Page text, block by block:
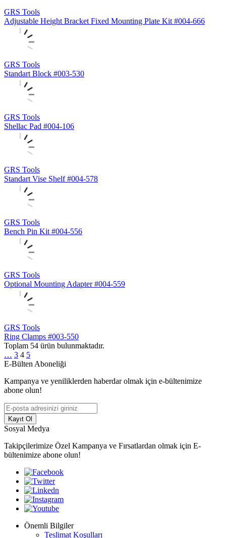
GRS Tools
Adjustable Height Bracket Fixed Mounting Plate Kit #004-666
GRS Tools
Standart Block #003-530
GRS Tools
Shellac Pad #004-106
GRS Tools
Standart Vise Shelf #004-578
GRS Tools
Bench Pin Kit #004-556
GRS Tools
Optional Mounting Adapter #004-559
GRS Tools
Ring Clamps #003-550
Toplam 54 ürün bulunmaktadır.
… 3 4 5
E-Bülten Aboneliği
Kampanya ve yeniliklerden haberdar olmak için e-bültenimize
abone olun!
Kayıt Ol
Sosyal Medya
Takipçilerimize Özel Kampanya ve Fırsatlardan olmak için E-
bültenimize abone olun!
Önemli Bilgiler
Teslimat Koşulları